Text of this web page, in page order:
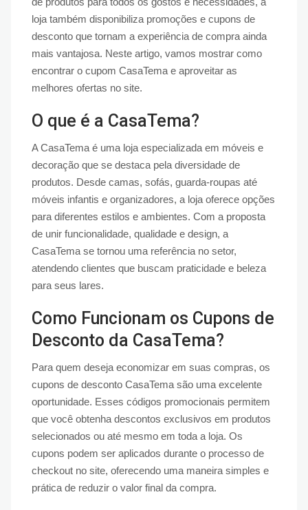
loja também disponibiliza promoções e cupons de
desconto que tornam a experiência de compra ainda
mais vantajosa. Neste artigo, vamos mostrar como
encontrar o cupom CasaTema e aproveitar as
melhores ofertas no site.
O que é a CasaTema?
A CasaTema é uma loja especializada em móveis e
decoração que se destaca pela diversidade de
produtos. Desde camas, sofás, guarda-roupas até
móveis infantis e organizadores, a loja oferece opções
para diferentes estilos e ambientes. Com a proposta
de unir funcionalidade, qualidade e design, a
CasaTema se tornou uma referência no setor,
atendendo clientes que buscam praticidade e beleza
para seus lares.
Como Funcionam os Cupons de
Desconto da CasaTema?
Para quem deseja economizar em suas compras, os
cupons de desconto CasaTema são uma excelente
oportunidade. Esses códigos promocionais permitem
que você obtenha descontos exclusivos em produtos
selecionados ou até mesmo em toda a loja. Os
cupons podem ser aplicados durante o processo de
checkout no site, oferecendo uma maneira simples e
prática de reduzir o valor final da compra.